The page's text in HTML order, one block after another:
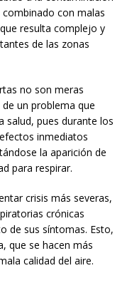
con malas
resulta complejo y
de las zonas
no son meras
un problema que
salud, pues durante los
inmediatos
la aparición de
para respirar.
crisis más severas,
crónicas
de sus síntomas. Esto,
que se hacen más
calidad del aire.